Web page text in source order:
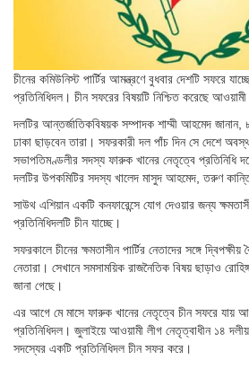
চীনের কমিউনিস্ট পার্টির আমন্ত্রণে বুধবার দেশটি সফরে
প্রতিনিধিদল। চীন সফরের বিষয়টি নিশ্চিত করেছে
দলটির আন্তর্জাতিকবিষয়ক সম্পাদক শাম্মী আহমেদ জানান,
ঢাকা ছাড়বেন তারা। সফরকারী দল পাঁচ দিন সে দেশে
সভাপতিমণ্ডলীর সদস্য ফারুক খানের নেতৃত্বে প্রতিনিধি
দলটির উপকমিটির সদস্য খালেদ মাসুদ আহমেদ, তরুণ
সাউথ এশিয়ান একটি কনফারেন্সে যোগ দেওয়ার জন্য
প্রতিনিধিদলটি চীন যাচ্ছে।
সফরকালে চীনের ক্ষমতাসীন পার্টির নেতাদের সঙ্গে
নেতারা। সেখানে সমসাময়িক রাজনৈতিক বিষয় ছাড়াও
জানা গেছে।
এর আগে মে মাসে ফারুক খানের নেতৃত্বে চীন সফরে যায়
প্রতিনিধিদল। জুলাইয়ে আওয়ামী লীগ নেতৃত্বাধীন ১৪
সদস্যের একটি প্রতিনিধিদল চীন সফর করে।